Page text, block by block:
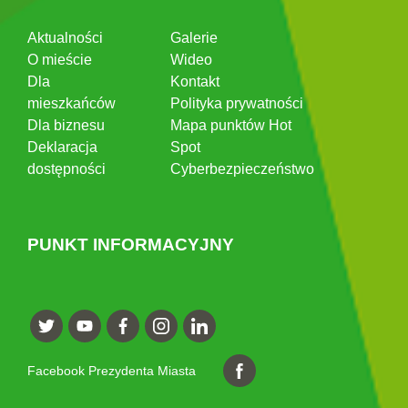
Aktualności
O mieście
Dla
mieszkańców
Dla biznesu
Deklaracja
dostępności
Galerie
Wideo
Kontakt
Polityka prywatności
Mapa punktów Hot
Spot
Cyberbezpieczeństwo
PUNKT INFORMACYJNY
Facebook Prezydenta Miasta